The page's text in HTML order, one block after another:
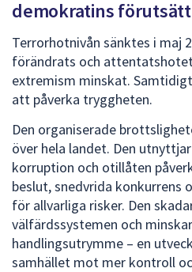
demokratins
Terrorhotnivån sänktes i maj
förändrats och
extremism minskat.
att påverka tryggheten.
Den organiserade
över hela landet. Den
korruption och otillåten
beslut, snedvrida konkurrens
för allvarliga risker. Den
välfärdssystemen och
handlingsutrymme – en
samhället mot mer kontroll